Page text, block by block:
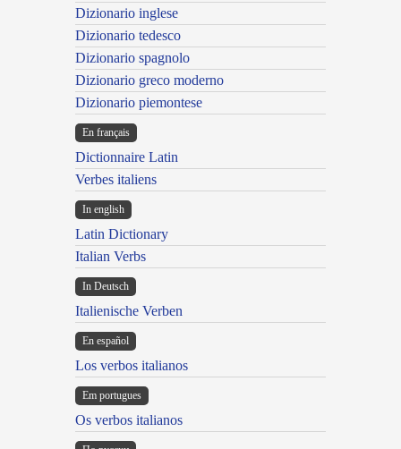
Dizionario inglese
Dizionario tedesco
Dizionario spagnolo
Dizionario greco moderno
Dizionario piemontese
En français
Dictionnaire Latin
Verbes italiens
In english
Latin Dictionary
Italian Verbs
In Deutsch
Italienische Verben
En español
Los verbos italianos
Em portugues
Os verbos italianos